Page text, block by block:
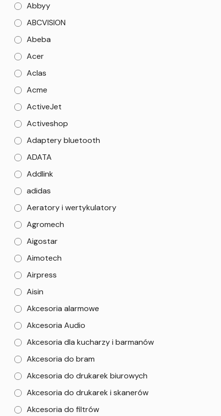
Abbyy
ABCVISION
Abeba
Acer
Aclas
Acme
ActiveJet
Activeshop
Adaptery bluetooth
ADATA
Addlink
adidas
Aeratory i wertykulatory
Agromech
Aigostar
Aimotech
Airpress
Aisin
Akcesoria alarmowe
Akcesoria Audio
Akcesoria dla kucharzy i barmanów
Akcesoria do bram
Akcesoria do drukarek biurowych
Akcesoria do drukarek i skanerów
Akcesoria do filtrów